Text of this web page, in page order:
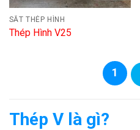
SẮT THÉP HÌNH
Thép Hình V25
1
Thép V là gì?